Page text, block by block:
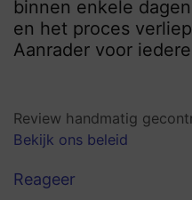
binnen enkele
en het proces
Aanrader voor
Review handmatig
Bekijk ons beleid
Reageer